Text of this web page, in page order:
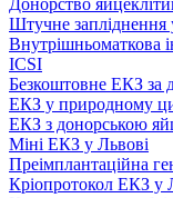
Донорство
Штучне запліднення
Внутрішньоматкова
ICSI
Безкоштовне ЕКЗ за
ЕКЗ у природному
ЕКЗ з донорською
Міні ЕКЗ у Львові
Преімплантаційна
Кріопротокол ЕКЗ у